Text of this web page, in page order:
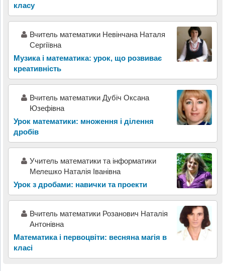
класу
Вчитель математики Невінчана Наталя
Сергіївна
Музика і математика: урок, що розвиває
креативність
Вчитель математики Дубіч Оксана
Юзефівна
Урок математики: множення і ділення
дробів
Учитель математики та інформатики
Мелешко Наталія Іванівна
Урок з дробами: навички та проекти
Вчитель математики Розанович Наталія
Антонівна
Математика і первоцвіти: весняна магія в
класі